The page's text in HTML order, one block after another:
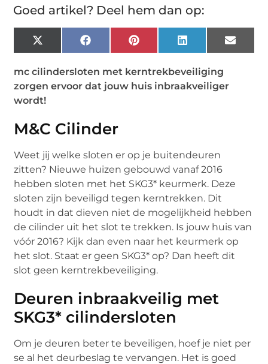
Goed artikel? Deel hem dan op:
X
(Twitter)
FacebookPinterest LinkedIn Email
mc cilindersloten met kerntrekbeveiliging
zorgen ervoor dat jouw huis inbraakveiliger
wordt!
M&C Cilinder
Weet jij welke sloten er op je buitendeuren
zitten? Nieuwe huizen gebouwd vanaf 2016
hebben sloten met het SKG3* keurmerk. Deze
sloten zijn beveiligd tegen kerntrekken. Dit
houdt in dat dieven niet de mogelijkheid hebben
de cilinder uit het slot te trekken. Is jouw huis van
vóór 2016? Kijk dan even naar het keurmerk op
het slot. Staat er geen SKG3* op? Dan heeft dit
slot geen kerntrekbeveiliging.
Deuren inbraakveilig met
SKG3* cilindersloten
Om je deuren beter te beveiligen, hoef je niet per
se al het deurbeslag te vervangen. Het is goed